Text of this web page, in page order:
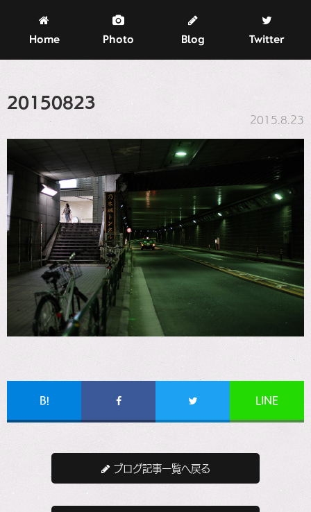
Home Photo Blog Twitter
20150823
2015.8.23
B! LINE
ブログ記事一覧へ戻る